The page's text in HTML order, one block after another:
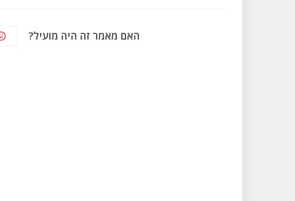
האם מאמר זה היה מועיל?